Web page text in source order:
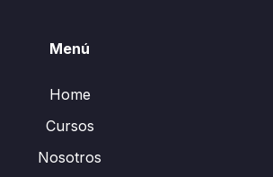
Menú
Home
Cursos
Nosotros